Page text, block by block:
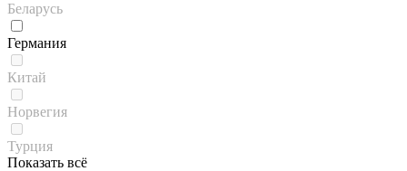
Беларусь
Германия
Китай
Норвегия
Турция
Показать всё